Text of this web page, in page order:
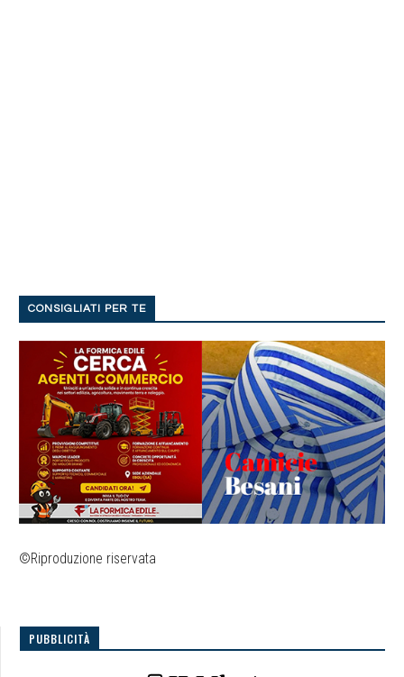
CONSIGLIATI PER TE
©Riproduzione riservata
PUBBLICITÀ